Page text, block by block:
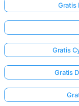
Gratis
Gratis
Gratis